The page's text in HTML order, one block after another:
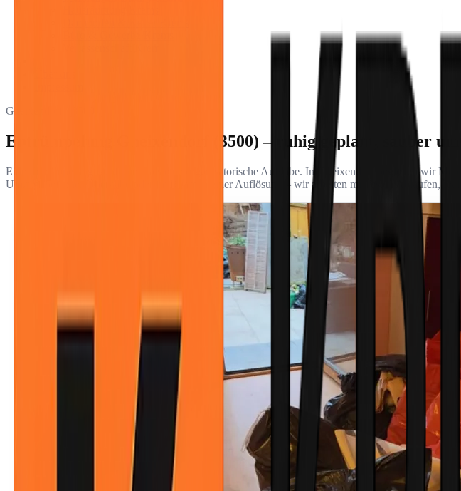
Gneixendorf · 3500
Entrümpelung Gneixendorf (3500) – ruhig geplant, sauber
Eine Entrümpelung ist oft mehr als eine organisatorische Aufgabe. In Gneixendorf begleiten wir
Umzug, bei einer Übergabe oder im Rahmen einer Auflösung – wir arbeiten mit festen Abläufen,